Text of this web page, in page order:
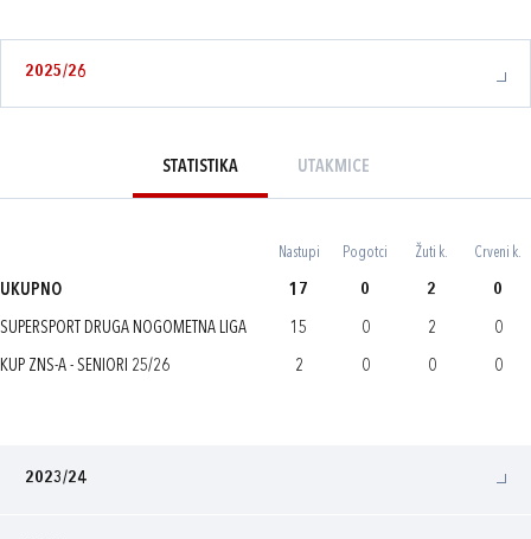
2025/26
STATISTIKA UTAKMICE
Nastupi Pogotci Žuti k. Crveni k.
UKUPNO 17 0 2 0
SUPERSPORT DRUGA NOGOMETNA LIGA 15 0 2 0
KUP ZNS-A - SENIORI 25/26 2 0 0 0
2023/24